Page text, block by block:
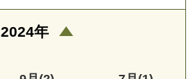
2024年